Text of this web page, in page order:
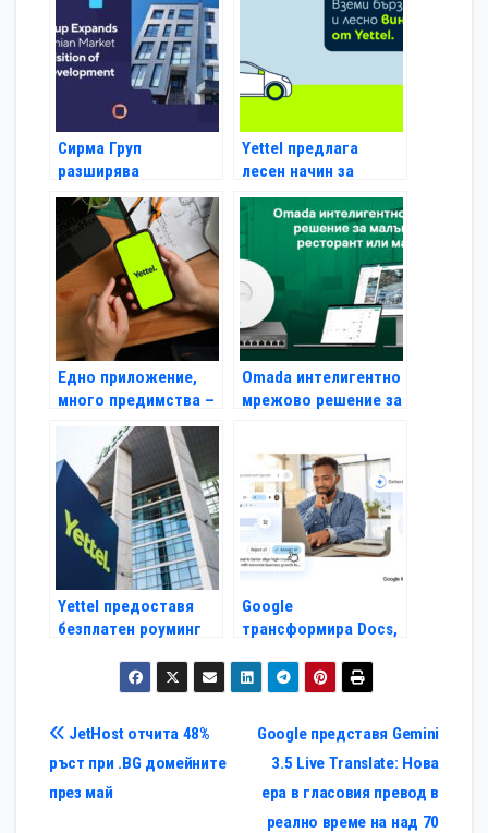
безопасно
сърфиране в
интернет на Yettel и
SafeNet
Сирма Груп
разширява
присъствието си на
румънския пазар с
придобиването на
Roweb Development
Yettel предлага
лесен начин за
закупуване и
подновяване на
електронни винетки
Едно приложение,
много предимства –
какво отличава
мобилната
апликация на Yettel?
Omada интелигентно
мрежово решение за
магазин
Yettel предоставя
безплатен роуминг
държави от Близкия
Google
трансформира Docs,
с нови Gemini
функционалности
Навигация
Google представя Gemini
3.5 Live Translate: Нова
ера в гласовия превод в
реално време на над 70
JetHost отчита 48%
ръст при .BG домейните
през май